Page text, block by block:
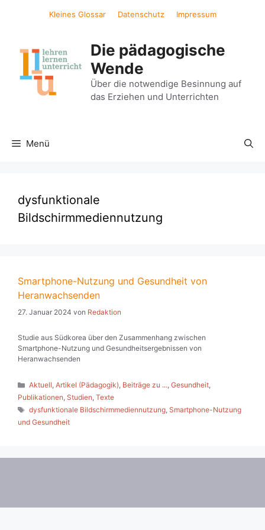
Kleines Glossar Datenschutz Impressum
Die pädagogische
Wende
Über die notwendige Besinnung auf
das Erziehen und Unterrichten
Menü
dysfunktionale
Bildschirmmediennutzung
Smartphone-Nutzung und Gesundheit von
Heranwachsenden
27. Januar 2024 von Redaktion
Studie aus Südkorea über den Zusammenhang zwischen
Smartphone-Nutzung und Gesundheitsergebnissen von
Heranwachsenden
Kategorien
Aktuell,Artikel (Pädagogik), Beiträge zu ...,Gesundheit,
Publikationen, Studien, Texte
Schlagwörter
dysfunktionale Bildschirmmediennutzung,Smartphone-Nutzung
und Gesundheit